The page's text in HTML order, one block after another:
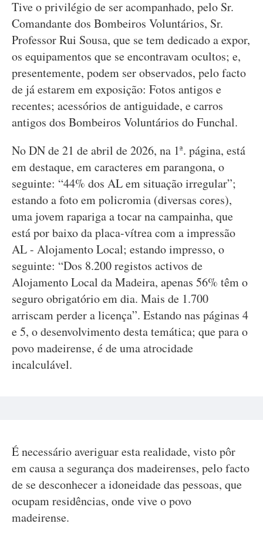
Tive o privilégio de ser acompanhado, pelo Sr.
Comandante dos Bombeiros Voluntários, Sr.
Professor Rui Sousa, que se tem dedicado a expor,
os equipamentos que se encontravam ocultos; e,
presentemente, podem ser observados, pelo facto
de já estarem em exposição: Fotos antigos e
recentes; acessórios de antiguidade, e carros
antigos dos Bombeiros Voluntários do Funchal.
No DN de 21 de abril de 2026, na 1ª. página, está
em destaque, em caracteres em parangona, o
seguinte: “44% dos AL em situação irregular”;
estando a foto em policromia (diversas cores),
uma jovem rapariga a tocar na campainha, que
está por baixo da placa-vítrea com a impressão
AL - Alojamento Local; estando impresso, o
seguinte: “Dos 8.200 registos activos de
Alojamento Local da Madeira, apenas 56% têm o
seguro obrigatório em dia. Mais de 1.700
arriscam perder a licença”. Estando nas páginas 4
e 5, o desenvolvimento desta temática; que para o
povo madeirense, é de uma atrocidade
incalculável.
É necessário averiguar esta realidade, visto pôr
em causa a segurança dos madeirenses, pelo facto
de se desconhecer a idoneidade das pessoas, que
ocupam residências, onde vive o povo
madeirense.